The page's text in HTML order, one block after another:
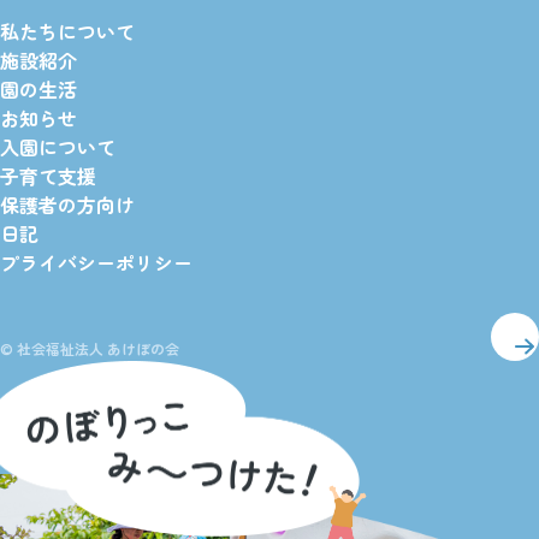
私たちについて
施設紹介
園の生活
お知らせ
入園について
子育て支援
保護者の方向け
日記
プライバシーポリシー
© 社会福祉法人 あけぼの会